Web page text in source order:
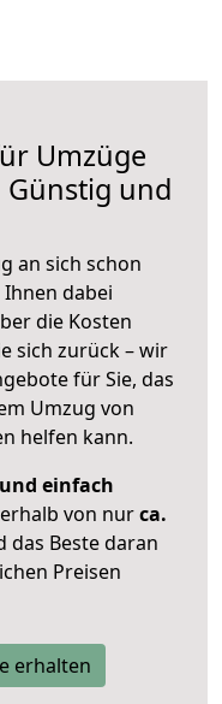
Umzüge
Günstig und
an sich schon
dabei
die Kosten
sich zurück – wir
für Sie, das
Umzug von
helfen kann.
einfach
von nurca.
das Beste daran
Preisen
erhalten